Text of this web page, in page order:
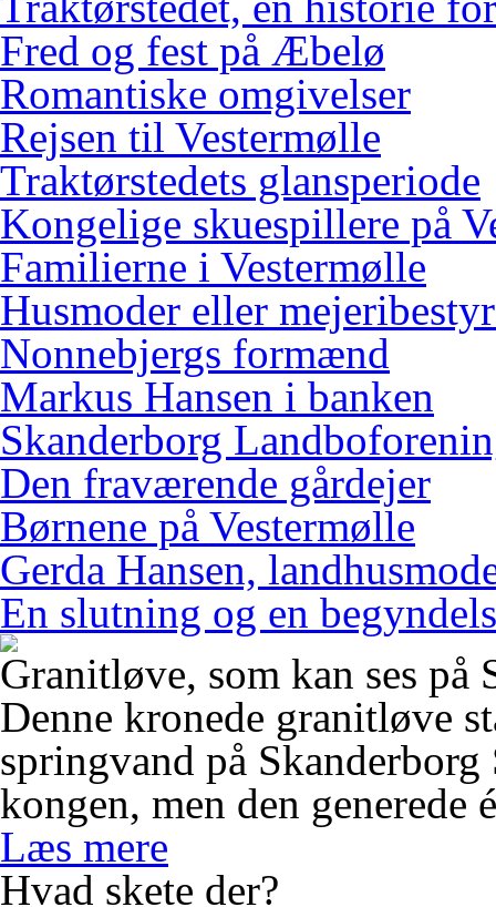
Fred og fest på Æbelø
Romantiske omgivelser
Rejsen til Vestermølle
Traktørstedets glansperiode
Kongelige skuespillere på
Familierne i Vestermølle
Husmoder eller
Nonnebjergs formænd
Markus Hansen i banken
Skanderborg
Den fraværende gårdejer
Børnene på Vestermølle
Gerda Hansen,
En slutning og en
Granitløve, som kan ses
Denne kronede granitløve
springvand på
kongen, men den
Læs mere
Hvad skete der?